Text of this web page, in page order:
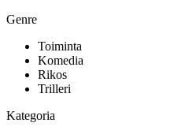
Genre
Toiminta
Komedia
Rikos
Trilleri
Kategoria